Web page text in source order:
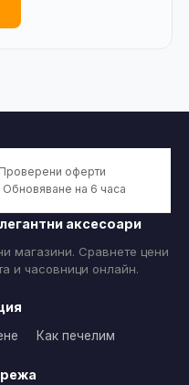
оферти
Обновяване на 6 часа
аксесоари
магазини. Сравнете цени
и часовници онлайн.
Как печелим